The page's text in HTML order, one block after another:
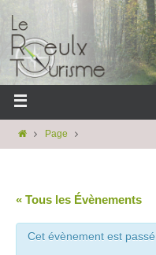
Page
« Tous les Évènements
Cet évènement est passé